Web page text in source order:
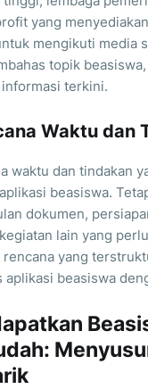
yang
mengikuti media
topik
terkini.
Waktu dan
waktu dan tindakan
beasiswa.
dokumen,
lain yang
yang
aplikasi beasiswa